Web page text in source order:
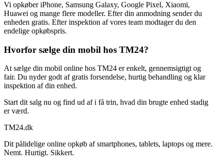
Vi opkøber iPhone, Samsung Galaxy, Google Pixel, Xiaomi,
Huawei og mange flere modeller. Efter din anmodning sender du
enheden gratis. Efter inspektion af vores team modtager du den
endelige opkøbspris.
Hvorfor sælge din mobil hos TM24?
At sælge din mobil online hos TM24 er enkelt, gennemsigtigt og
fair. Du nyder godt af gratis forsendelse, hurtig behandling og klar
inspektion af din enhed.
Start dit salg nu og find ud af i få trin, hvad din brugte enhed stadig
er værd.
TM24.dk
Dit pålidelige online opkøb af smartphones, tablets, laptops og mere.
Nemt. Hurtigt. Sikkert.